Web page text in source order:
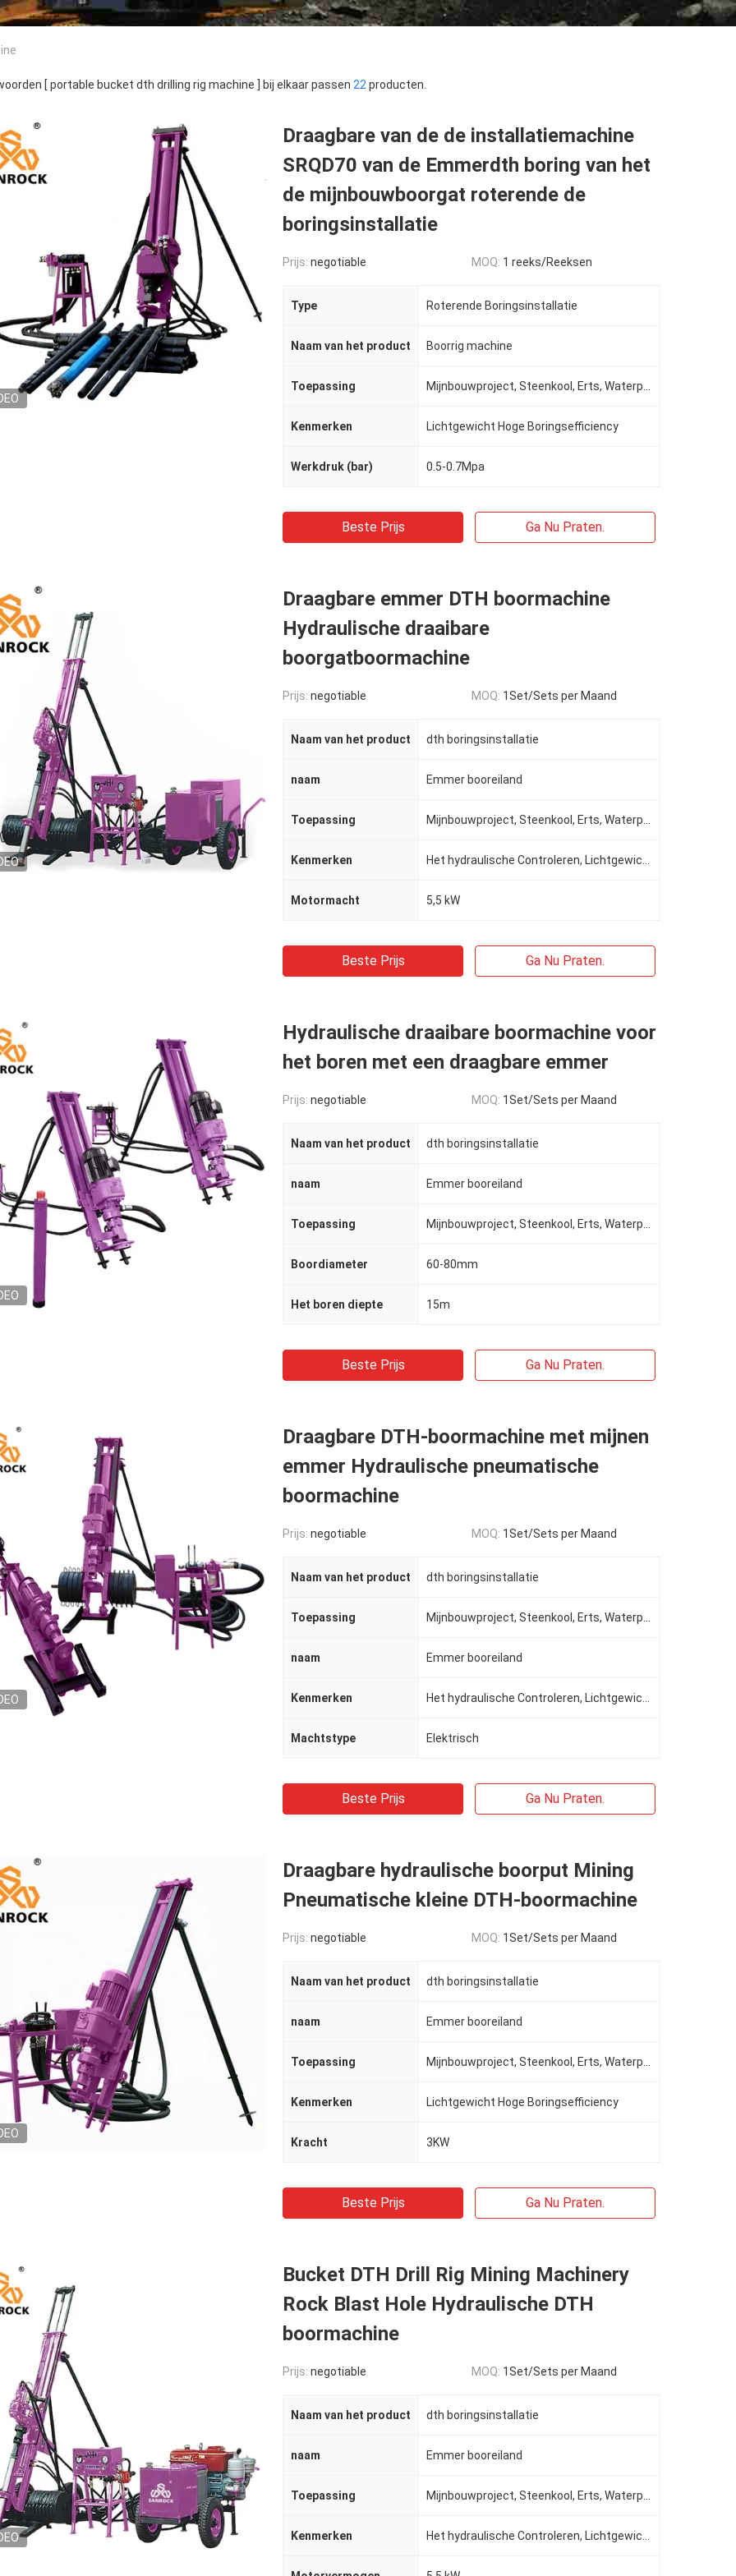
[ portable bucket dth drilling rig machine ] bij elkaar passen 22 producten.
Draagbare van de de installatiemachine
SRQD70 van de Emmerdth boring van het
de mijnbouwboorgat roterende de
boringsinstallatie
Prijs: negotiable MOQ: 1 reeks/Reeksen
Type Roterende Boringsinstallatie
Naam van het product Boorrig machine
Toepassing
Kenmerken Lichtgewicht Hoge Boringsefficiency
Werkdruk (bar) 0.5-0.7Mpa
Beste Prijs Ga Nu Praten.
Draagbare emmer DTH boormachine
Hydraulische draaibare
boorgatboormachine
Prijs: negotiable MOQ: 1Set/Sets per Maand
Naam van het product dth boringsinstallatie
naam Emmer booreiland
Toepassing
Kenmerken
Motormacht 5,5 kW
Beste Prijs Ga Nu Praten.
Hydraulische draaibare boormachine voor
het boren met een draagbare emmer
Prijs: negotiable MOQ: 1Set/Sets per Maand
Naam van het product dth boringsinstallatie
naam Emmer booreiland
Toepassing
Boordiameter 60-80mm
Het boren diepte 15m
Beste Prijs Ga Nu Praten.
Draagbare DTH-boormachine met mijnen
emmer Hydraulische pneumatische
boormachine
Prijs: negotiable MOQ: 1Set/Sets per Maand
Naam van het product dth boringsinstallatie
Toepassing
naam Emmer booreiland
Kenmerken
Machtstype Elektrisch
Beste Prijs Ga Nu Praten.
Draagbare hydraulische boorput Mining
Pneumatische kleine DTH-boormachine
Prijs: negotiable MOQ: 1Set/Sets per Maand
Naam van het product dth boringsinstallatie
naam Emmer booreiland
Toepassing
Kenmerken Lichtgewicht Hoge Boringsefficiency
Kracht 3KW
Beste Prijs Ga Nu Praten.
Bucket DTH Drill Rig Mining Machinery
Rock Blast Hole Hydraulische DTH
boormachine
Prijs: negotiable MOQ: 1Set/Sets per Maand
Naam van het product dth boringsinstallatie
naam Emmer booreiland
Toepassing
Kenmerken